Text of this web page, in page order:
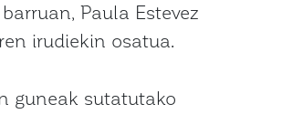
Paula Estevez
irudiekin osatua.
guneak sutatutako